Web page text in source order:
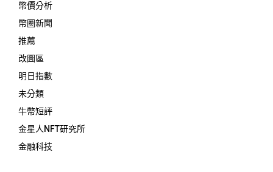
幣價分析
幣圈新聞
推薦
改圖區
明日指數
未分類
牛幣短評
金星人NFT研究所
金融科技